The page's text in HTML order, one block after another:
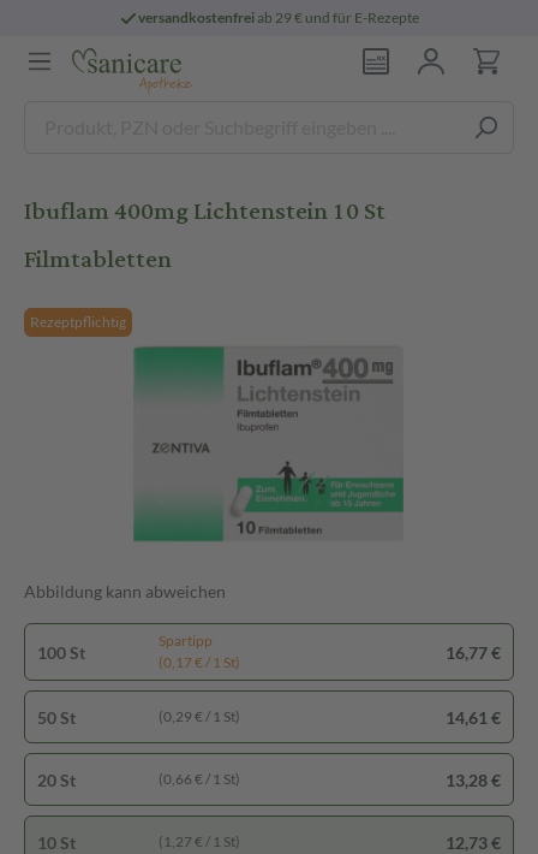
versandkostenfreiab 29 € und für E-Rezepte
Ibuflam 400mg Lichtenstein 10 St
Filmtabletten
Rezeptpflichtig
Abbildung kann abweichen
100 St
Spartipp
(0,17 € / 1 St)
16,77 €
50 St (0,29 € / 1 St) 14,61 €
20 St (0,66 € / 1 St) 13,28 €
10 St (1,27 € / 1 St) 12,73 €